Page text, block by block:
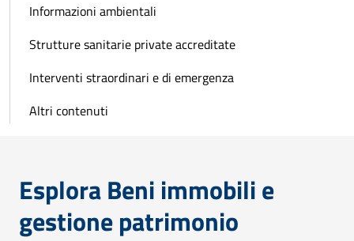
Informazioni ambientali
Strutture sanitarie private accreditate
Interventi straordinari e di emergenza
Altri contenuti
Esplora Beni immobili e
gestione patrimonio